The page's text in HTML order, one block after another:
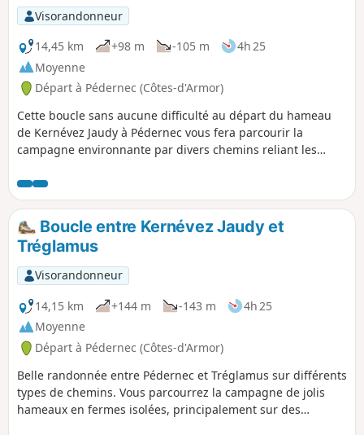
Visorandonneur
14,45 km
+98 m -105 m
4h 25
Moyenne
Départ à Pédernec (Côtes-d'Armor)
Cette boucle sans aucune difficulté au départ du hameau
de Kernévez Jaudy à Pédernec vous fera parcourir la
campagne environnante par divers chemins reliant les
reliant Guingamp à Lannion. Vous pourrez admirer la
Chapelle de Lorette et l'église de Pédernec et quelques
calvaires agrémentant les carrefours, et le passage sur les
berges de petits ruisseaux et du Jaudy vous apporteront un
peu de fraicheur.
Boucle entre Kernévez Jaudy et
Tréglamus
Visorandonneur
14,15 km
+144 m -143 m
4h 25
Moyenne
Départ à Pédernec (Côtes-d'Armor)
Belle randonnée entre Pédernec et Tréglamus sur différents
types de chemins. Vous parcourrez la campagne de jolis
hameaux en fermes isolées, principalement sur des